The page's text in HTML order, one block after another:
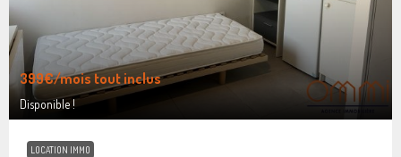
399€/mois tout inclus
Disponible !
LOCATION IMMO